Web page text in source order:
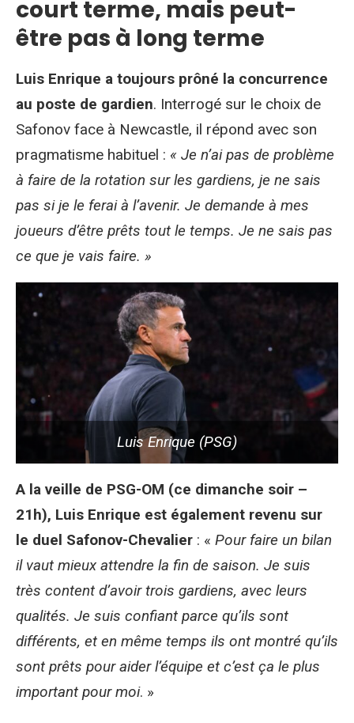
court terme, mais peut-
être pas à long terme
Luis Enrique a toujours prôné la concurrence
au poste de gardien. Interrogé sur le choix de
Safonov face à Newcastle, il répond avec son
pragmatisme habituel : « Je n’ai pas de problème
à faire de la rotation sur les gardiens, je ne sais
pas si je le ferai à l’avenir. Je demande à mes
joueurs d’être prêts tout le temps. Je ne sais pas
ce que je vais faire. »
Luis Enrique (PSG)
A la veille de PSG-OM (ce dimanche soir –
21h), Luis Enrique est également revenu sur
le duel Safonov-Chevalier : « Pour faire un bilan
il vaut mieux attendre la fin de saison. Je suis
très content d’avoir trois gardiens, avec leurs
qualités. Je suis confiant parce qu’ils sont
différents, et en même temps ils ont montré qu’ils
sont prêts pour aider l’équipe et c’est ça le plus
important pour moi. »